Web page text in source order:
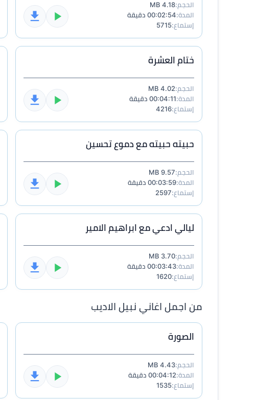
الحجم:4.18 MB
المدة:00:02:54 دقيقة
إستماع:5715
ختام العشرة
الحجم:4.02 MB
المدة:00:04:11 دقيقة
إستماع:4216
حبيته حبيته مع دموع تحسين
الحجم:9.57 MB
المدة:00:03:59 دقيقة
إستماع:2597
ليالي ادعي مع ابراهيم الامير
الحجم:3.70 MB
المدة:00:03:43 دقيقة
إستماع:1620
من اجمل اغاني نبيل الاديب
الصورة
الحجم:4.43 MB
المدة:00:04:12 دقيقة
إستماع:1535